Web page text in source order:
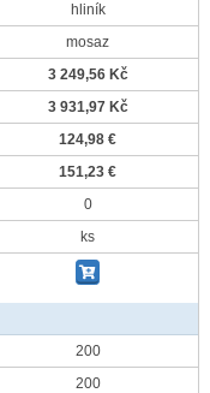
hliník
mosaz
3 249,56 Kč
3 931,97 Kč
124,98 €
151,23 €
0
ks
200
200